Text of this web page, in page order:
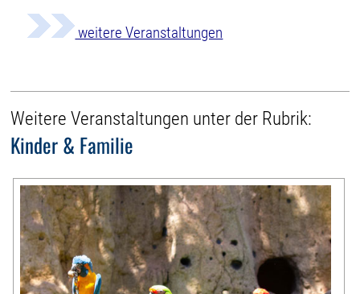
weitere Veranstaltungen
Weitere Veranstaltungen unter der Rubrik:
Kinder & Familie